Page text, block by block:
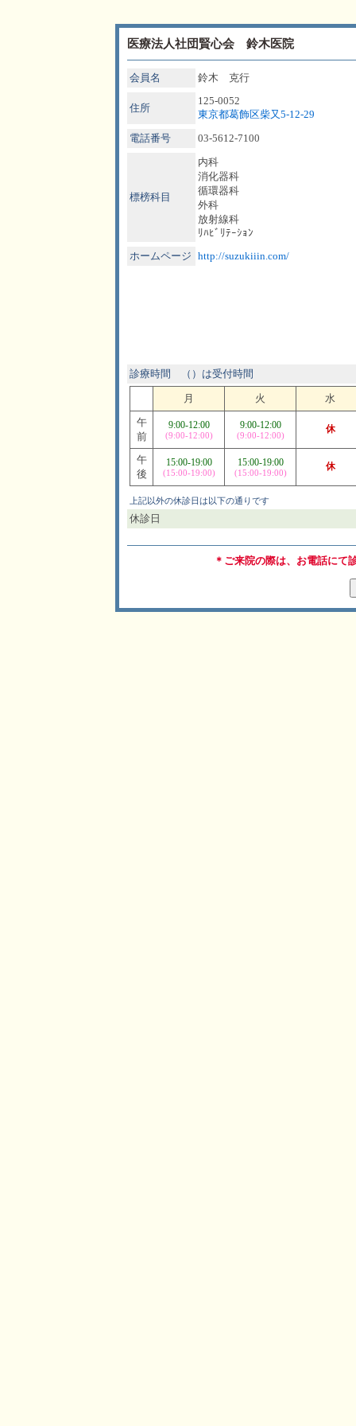
医療法人社団賢心会 鈴木医院
会員名 鈴木 克行
住所
125-0052
東京都葛飾区柴又5-12-29
電話番号
03-5612-7100
標榜科目
内科
消化器科
循環器科
外科
放射線科
ﾘﾊﾋﾞﾘﾃｰｼｮﾝ
ホームページ http://suzukiiin.com/
診療時間 （）は受付時間
月 火
水
午
前
9:00-12:00
(9:00-12:00)
9:00-12:00
(9:00-12:00)
休
午
後
15:00-19:00
(15:00-19:00)
15:00-19:00
(15:00-19:00)
休
上記以外の休診日は以下の通りです
休診日
＊ご来院の際は、お電話にて